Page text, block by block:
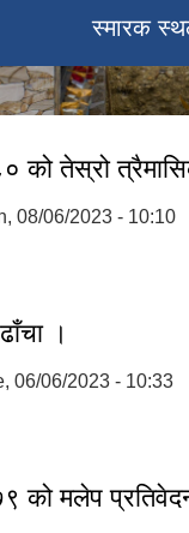
स्मारक
तेस्रो
08/06/2023 - 10:10
।
06/06/2023 - 10:33
मलेप